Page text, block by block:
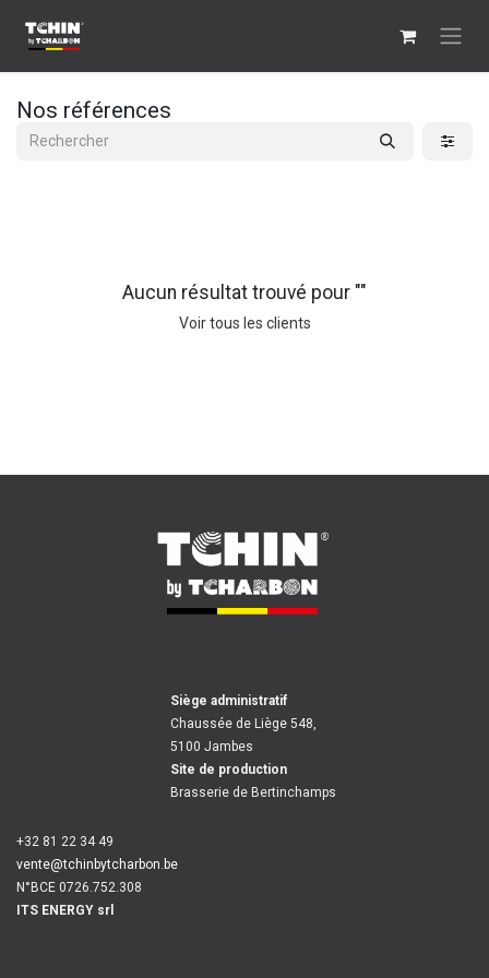
Nos références
Aucun résultat trouvé pour ""
Voir tous les clients
Siège administratif
Chaussée de Liège 548,
5100 Jambes
Site de production
Brasserie de Bertinchamps
+32 81 22 34 49
vente@tchinbytcharbon.be
N°BCE 0726.752.308
ITS ENERGY srl